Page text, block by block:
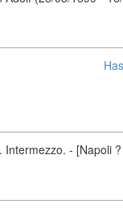
Intermezzo. - [Napoli